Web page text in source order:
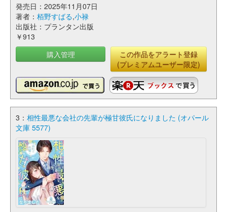
発売日：2025年11月07日
著者： 栢野すばる,小禄
出版社：プランタン出版
￥913
購入管理
この作品をアラート登録
(プレミアムユーザー限定)
3： 相性最悪な会社の先輩が極甘彼氏になりました (オパール
文庫 5577)